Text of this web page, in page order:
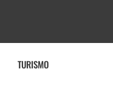
TURISMO